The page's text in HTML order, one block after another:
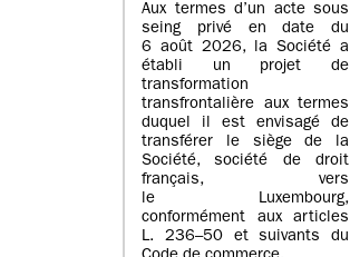
Aux termes d’un acte sous
seing privé en date du
6 août 2026, la Société a
établi un projet de
transformation
transfrontalière aux termes
duquel il est envisagé de
transférer le siège de la
Société, société de droit
français, vers
le Luxembourg,
conformément aux articles
L. 236–50 et suivants du